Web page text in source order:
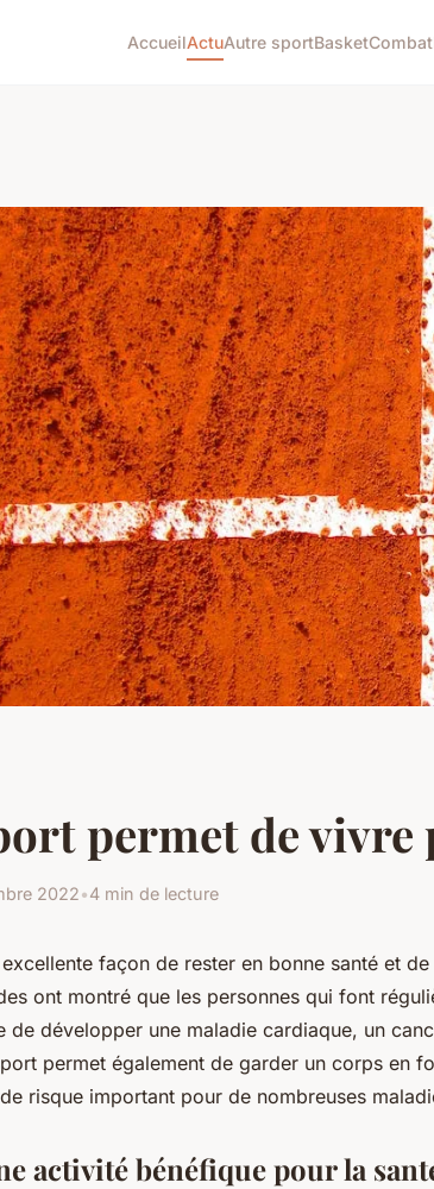
AccueilActuAutre sportBasketCombat
permet de vivre
2022•4 min de lecture
façon de rester en bonne santé et
ont montré que les personnes qui font
de développer une maladie cardiaque, un
permet également de garder un corps en
risque important pour de nombreuses
activité bénéfique pour la